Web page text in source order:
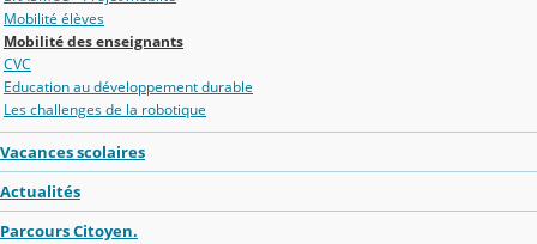
Mobilité élèves
Mobilité des enseignants
CVC
Education au développement durable
Les challenges de la robotique
Vacances scolaires
Actualités
Parcours Citoyen.